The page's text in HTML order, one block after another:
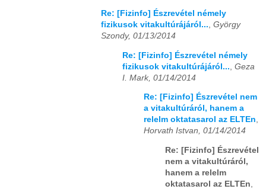
Re: [Fizinfo] Észrevétel némely
fizikusok vitakultúrájáról... György
Szondy, 01/13/2014
Re: [Fizinfo] Észrevétel némely
fizikusok vitakultúrájáról... Geza
I. Mark, 01/14/2014
Re: [Fizinfo] Észrevétel nem
a vitakultúráról, hanem a
relelm oktatasarol az ELTEn,
Horvath Istvan, 01/14/2014
Re: [Fizinfo] Észrevétel
nem a vitakultúráról,
hanem a relelm
oktatasarol az ELTEn